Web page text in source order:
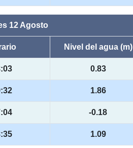
12 Agosto
Nivel del agua (m)
0.83
1.86
-0.18
1.09